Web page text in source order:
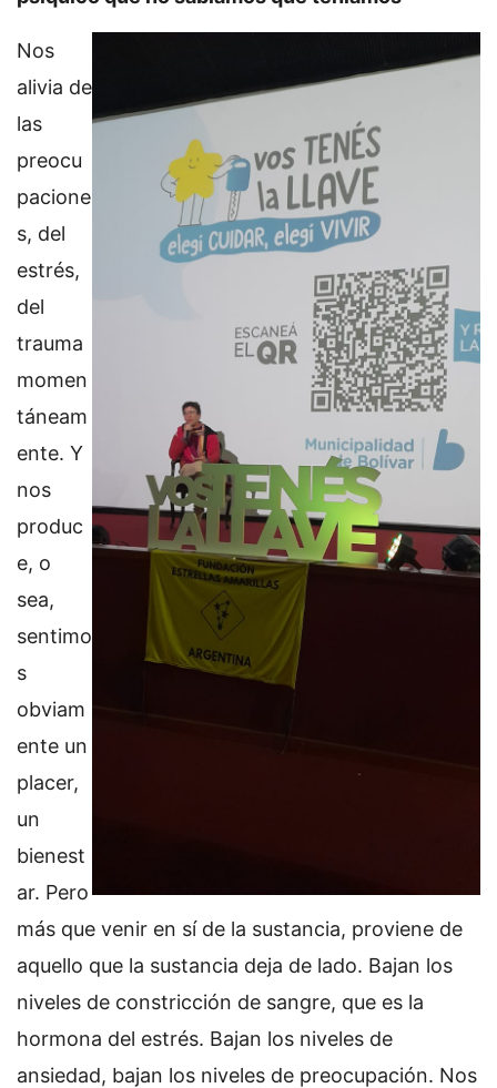
Nos
alivia de
las
preocu
pacione
s, del
estrés,
del
trauma
momen
táneam
ente. Y
nos
produc
e, o
sea,
sentimo
s
obviam
ente un
placer,
un
bienest
ar. Pero
más que venir en sí de la sustancia, proviene de
aquello que la sustancia deja de lado. Bajan los
niveles de constricción de sangre, que es la
hormona del estrés. Bajan los niveles de
ansiedad, bajan los niveles de preocupación. Nos